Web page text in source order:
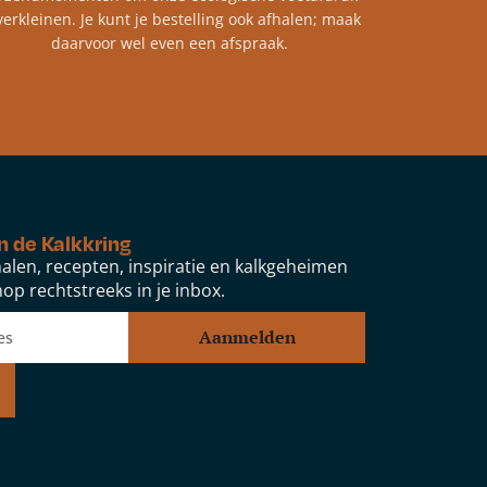
Je kunt je bestelling ook afhalen; maak
daarvoor wel even een afspraak.
de Kalkkring
recepten, inspiratie en kalkgeheimen
rechtstreeks in je inbox.
Aanmelden